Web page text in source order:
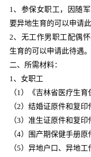
1 、参保女职工，因随
要异地生育的可以申请此
2、无工作男职工配偶
生育的可以申请此待遇。
二、所需材料：
1 、女职工
（1 ）《吉林省医疗生育
（2）结婚证原件和复印
（3）准生证原件和复印
（4）围产期保健手册原
（5）异地户口、异地工